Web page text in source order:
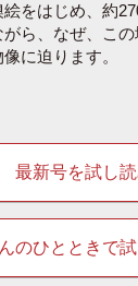
をはじめ、約
ら、なぜ、こ
に迫ります。
最新号を試し
のひとときで